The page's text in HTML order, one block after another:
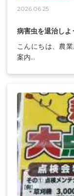
2026.06.25
病害虫を退治しよ
こんにちは、農
案内...